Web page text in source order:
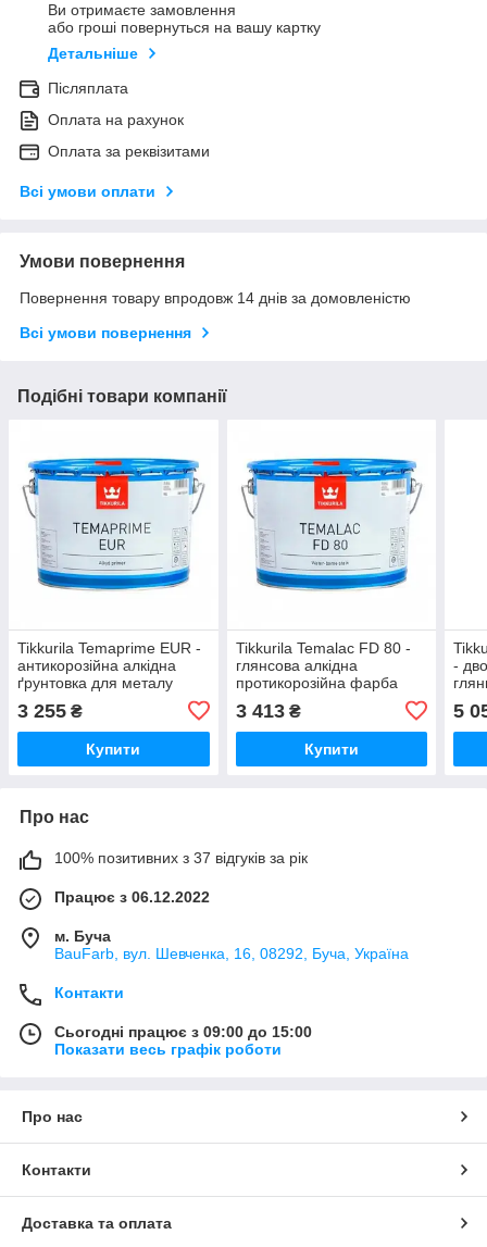
Ви отримаєте замовлення
або гроші повернуться на вашу картку
Детальніше
Післяплата
Оплата на рахунок
Оплата за реквізитами
Всі умови оплати
Умови повернення
Повернення товару впродовж 14 днів за домовленістю
Всі умови повернення
Подібні товари компанії
Tikkurila Temaprime EUR -
антикорозійна алкідна
ґрунтовка для металу
3 255 ₴
Купити
Tikkurila Temalac FD 80 -
глянсова алкідна
протикорозійна фарба
2,7 л
3 413₴
Купити
-
5
Про нас
100% позитивних з 37 відгуків за рік
Працює з 06.12.2022
м. Буча
BauFarb, вул. Шевченка, 16, 08292, Буча, Україна
Контакти
Сьогодні працює з 09:00 до 15:00
Показати весь графік роботи
Про нас
Контакти
Доставка та оплата